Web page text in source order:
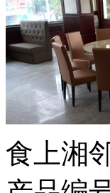
食上湘